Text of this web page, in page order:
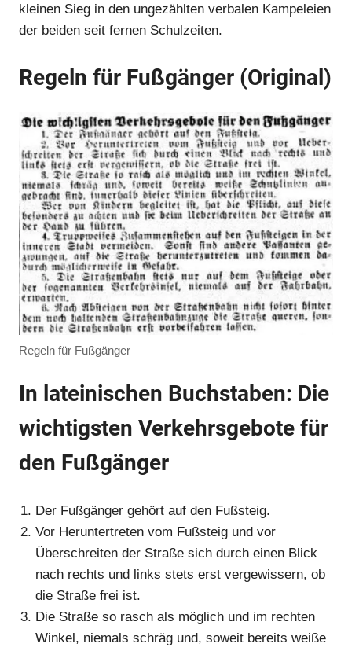
kleinen Sieg in den ungezählten verbalen Kampeleien
der beiden seit fernen Schulzeiten.
Regeln für Fußgänger (Original)
Regeln für Fußgänger
In lateinischen Buchstaben: Die
wichtigsten Verkehrsgebote für
den Fußgänger
Der Fußgänger gehört auf den Fußsteig.
Vor Heruntertreten vom Fußsteig und vor
Überschreiten der Straße sich durch einen Blick
nach rechts und links stets erst vergewissern, ob
die Straße frei ist.
Die Straße so rasch als möglich und im rechten
Winkel, niemals schräg und, soweit bereits weiße